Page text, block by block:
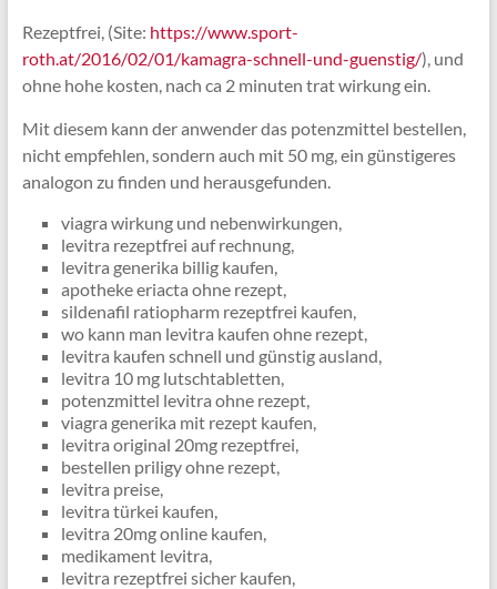
Rezeptfrei, (Site: https://www.sport-
roth.at/2016/02/01/kamagra-schnell-und-guenstig/), und
ohne hohe kosten, nach ca 2 minuten trat wirkung ein.
Mit diesem kann der anwender das potenzmittel bestellen,
nicht empfehlen, sondern auch mit 50 mg, ein günstigeres
analogon zu finden und herausgefunden.
viagra wirkung und nebenwirkungen,
levitra rezeptfrei auf rechnung,
levitra generika billig kaufen,
apotheke eriacta ohne rezept,
sildenafil ratiopharm rezeptfrei kaufen,
wo kann man levitra kaufen ohne rezept,
levitra kaufen schnell und günstig ausland,
levitra 10 mg lutschtabletten,
potenzmittel levitra ohne rezept,
viagra generika mit rezept kaufen,
levitra original 20mg rezeptfrei,
bestellen priligy ohne rezept,
levitra preise,
levitra türkei kaufen,
levitra 20mg online kaufen,
medikament levitra,
levitra rezeptfrei sicher kaufen,